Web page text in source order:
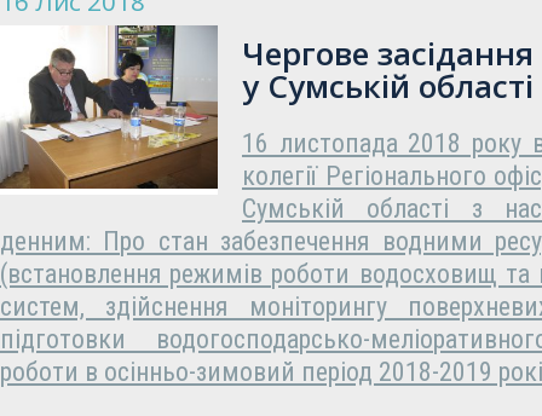
Чергове
у Сумській області
16 листопада 2018 року
колегії Регіонального
Сумській області з
денним: Про стан забезпечення водними
(встановлення режимів роботи водосховищ та
систем, здійснення моніторингу
підготовки водогосподарсько-
роботи в осінньо-зимовий період 2018-2019